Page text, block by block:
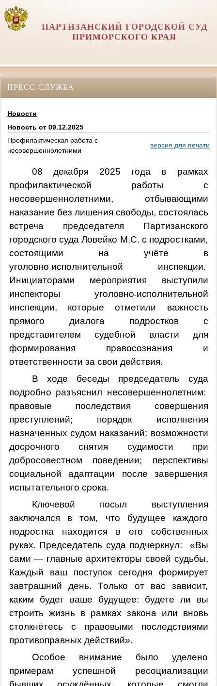
ПАРТИЗАНСКИЙ ГОРОДСКОЙ СУД
ПРИМОРСКОГО КРАЯ
ПРЕСС-СЛУЖБА
Новости
Новость от 09.12.2025
Профилактическая работа с
несовершеннолетними
версия для печати
08 декабря 2025 года в рамках
профилактической работы с
несовершеннолетними, отбывающими
наказание без лишения свободы, состоялась
встреча председателя Партизанского
городского суда Ловейко М.С. с подростками,
состоящими на учёте в
уголовно‑исполнительной инспекции.
Инициаторами мероприятия выступили
инспекторы уголовно‑исполнительной
инспекции, которые отметили важность
прямого диалога подростков с
представителем судебной власти для
формирования правосознания и
ответственности за свои действия.
В ходе беседы председатель суда
подробно разъяснил несовершеннолетним:
правовые последствия совершения
преступлений; порядок исполнения
назначенных судом наказаний; возможности
досрочного снятия судимости при
добросовестном поведении; перспективы
социальной адаптации после завершения
испытательного срока.
Ключевой посыл выступления
заключался в том, что будущее каждого
подростка находится в его собственных
руках. Председатель суда подчеркнул:
«Вы
сами — главные архитекторы своей судьбы.
Каждый ваш поступок сегодня формирует
завтрашний день. Только от вас зависит,
каким будет ваше будущее: будете ли вы
строить жизнь в рамках закона или вновь
столкнётесь с правовыми последствиями
противоправных действий».
Особое внимание было уделено
примерам успешной ресоциализации